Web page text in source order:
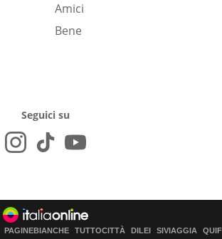
Amici
Bene
Seguici su
PAGINEBIANCHE TUTTOCITTÀ DILEI SIVIAGGIA